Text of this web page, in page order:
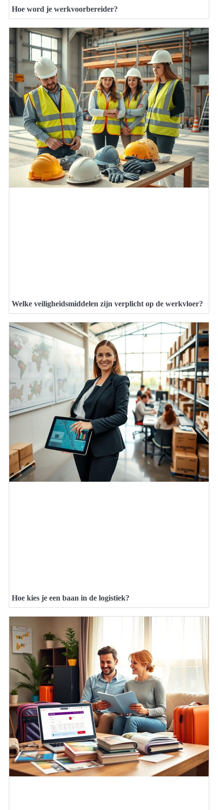
Hoe word je werkvoorbereider?
Welke veiligheidsmiddelen zijn verplicht op de werkvloer?
Hoe kies je een baan in de logistiek?